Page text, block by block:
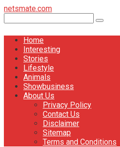
Перейти
контенту
netsmate.com
Home
Interesting
Stories
Lifestyle
Animals
Showbusiness
About Us
Privacy Policy
Contact Us
Disclaimer
Sitemap
Terms and Conditions